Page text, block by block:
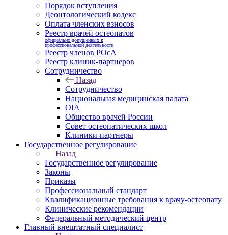
Порядок вступления
Деонтологический кодекс
Оплата членских взносов
Реестр врачей остеопатов
официально допущенных к
профессиональной деятельности
Реестр членов РОсА
Реестр клиник-партнеров
Сотрудничество
Назад
Сотрудничество
Национальная медицинская палата
OIA
Общество врачей России
Совет остеопатических школ
Клиники-партнеры
Государственное регулирование
Назад
Государственное регулирование
Законы
Приказы
Профессиональный стандарт
Квалификационные требования к врачу-остеопату
Клинические рекомендации
Федеральный методический центр
Главный внештатный специалист